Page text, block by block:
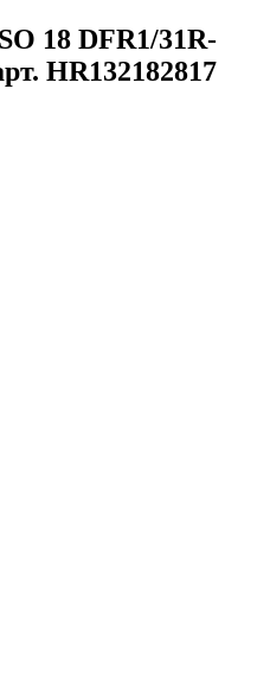
18 DFR1/31R-
HR132182817